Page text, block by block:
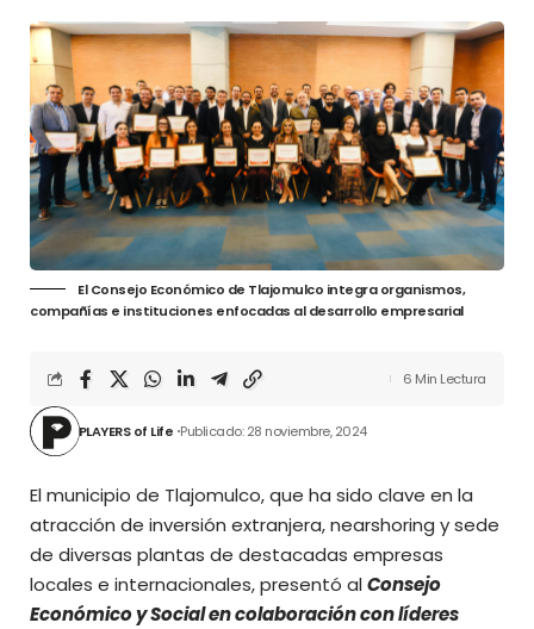
El Consejo Económico de Tlajomulco integra organismos,
compañías e instituciones enfocadas al desarrollo empresarial
PLAYERS of Life Publicado: 28 noviembre, 2024
6 Min Lectura
El municipio de Tlajomulco, que ha sido clave en la
atracción de inversión extranjera, nearshoring y sede
de diversas plantas de destacadas empresas
locales e internacionales, presentó alConsejo
Económico y Social en colaboración con líderes